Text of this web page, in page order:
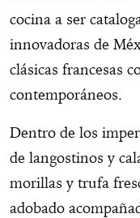
cocina a ser
innovadoras de
clásicas francesas
contemporáneos.
Dentro de los
de langostinos y
morillas y trufa
adobado